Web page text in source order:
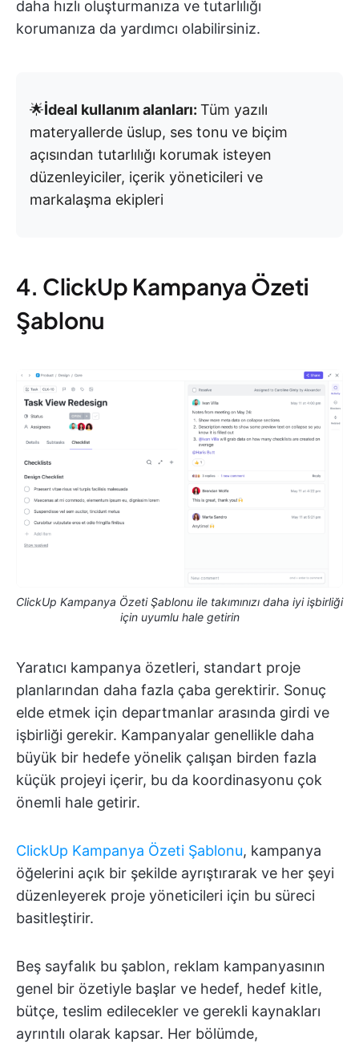
daha hızlı oluşturmanıza ve tutarlılığı
korumanıza da yardımcı olabilirsiniz.
🌟İdeal kullanım alanları: Tüm yazılı
materyallerde üslup, ses tonu ve biçim
açısından tutarlılığı korumak isteyen
düzenleyiciler, içerik yöneticileri ve
markalaşma ekipleri
4. ClickUp Kampanya Özeti
Şablonu
ClickUp Kampanya Özeti Şablonu ile takımınızı daha iyi işbirliği
için uyumlu hale getirin
Yaratıcı kampanya özetleri, standart proje
planlarından daha fazla çaba gerektirir. Sonuç
elde etmek için departmanlar arasında girdi ve
işbirliği gerekir. Kampanyalar genellikle daha
büyük bir hedefe yönelik çalışan birden fazla
küçük projeyi içerir, bu da koordinasyonu çok
önemli hale getirir.
ClickUp Kampanya Özeti Şablonu, kampanya
öğelerini açık bir şekilde ayrıştırarak ve her şeyi
düzenleyerek proje yöneticileri için bu süreci
basitleştirir.
Beş sayfalık bu şablon, reklam kampanyasının
genel bir özetiyle başlar ve hedef, hedef kitle,
bütçe, teslim edilecekler ve gerekli kaynakları
ayrıntılı olarak kapsar. Her bölümde,